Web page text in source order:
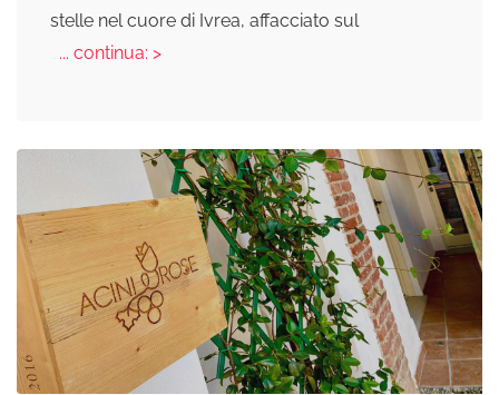
stelle nel cuore di Ivrea, affacciato sul
... continua: >